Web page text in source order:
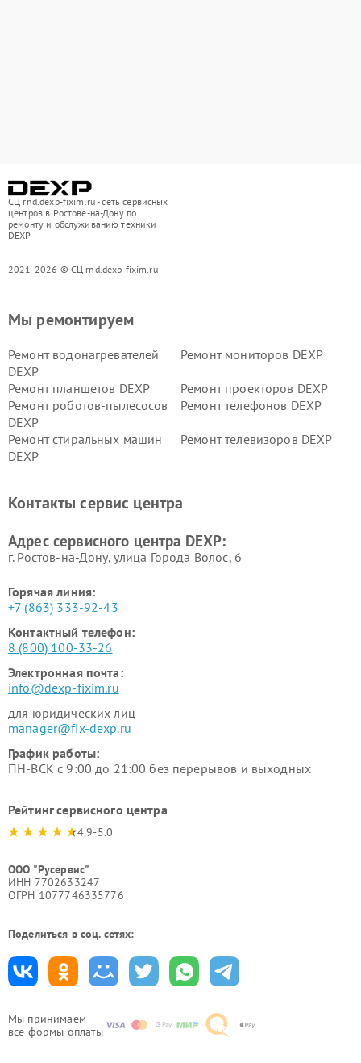
СЦ rnd.dexp-fixim.ru - сеть сервисных
центров в Ростове-на-Дону по
ремонту и обслуживанию техники
DEXP
2021-2026 © СЦ rnd.dexp-fixim.ru
Мы принимаем
все формы оплаты
Мы ремонтируем
Ремонт водонагревателей
DEXP
Ремонт мониторов DEXP
Ремонт планшетов DEXP
Ремонт проекторов DEXP
Ремонт роботов-пылесосов
DEXP
Ремонт телефонов DEXP
Ремонт стиральных машин
DEXP
Ремонт телевизоров DEXP
Ремонт серверов DEXP
Ремонт мини пк DEXP
Контакты сервис центра
Адрес сервисного центра DEXP:
г. Ростов-на-Дону, улица Города Волос, 6
Горячая линия:
+7 (863) 333-92-43
Контактный телефон:
8 (800) 100-33-26
Электронная почта:
info@dexp-fixim.ru
для юридических лиц
manager@fix-dexp.ru
График работы:
ПН-ВСК с 9:00 до 21:00 без перерывов и выходных
Рейтинг сервисного центра
4.9-5.0
ООО "Русервис"
ИНН 7702633247
ОГРН 1077746335776
Поделиться в соц. сетях: